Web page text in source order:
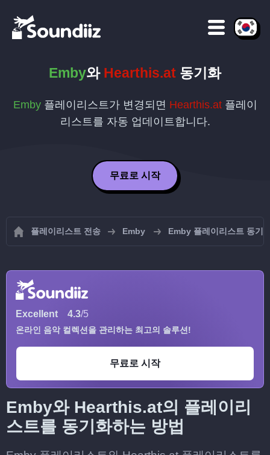
Emby와 Hearthis.at 동기화
Emby플레이리스트가 변경되면 Hearthis.at플레이
리스트를 자동 업데이트합니다.
무료로 시작
플레이리스트 전송 Emby Emby 플레이리스트 동기
Excellent 4.3/5
온라인 음악 컬렉션을 관리하는 최고의 솔루션!
무료로 시작
Emby와 Hearthis.at의 플레이리
스트를 동기화하는 방법